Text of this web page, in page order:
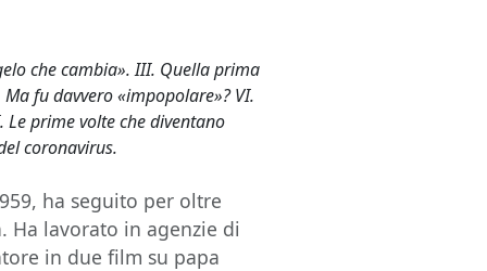
che cambia». III. Quella prima
fu davvero «impopolare»? VI.
prime volte che diventano
coronavirus.
ha seguito per oltre
Ha lavorato in agenzie di
in due film su papa